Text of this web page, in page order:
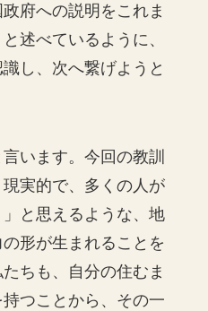
府への説明をこれま
述べているように、
し、次へ繋げようと
います。今回の教訓
実的で、多くの人が
と思えるような、地
形が生まれることを
ちも、自分の住むま
つことから、その一